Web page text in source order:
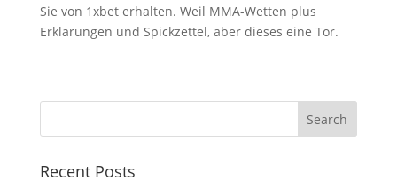
Sie von 1xbet erhalten. Weil MMA-Wetten plus
Erklärungen und Spickzettel, aber dieses eine Tor.
Recent Posts